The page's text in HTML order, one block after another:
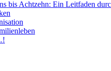
bis Achtzehn: Ein Leitfaden